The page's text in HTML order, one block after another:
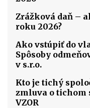
Zrážková daň –
roku 2026?
Ako vstúpiť do
Spôsoby
v s.r.o.
Kto je tichý
zmluva o tichom
VZOR